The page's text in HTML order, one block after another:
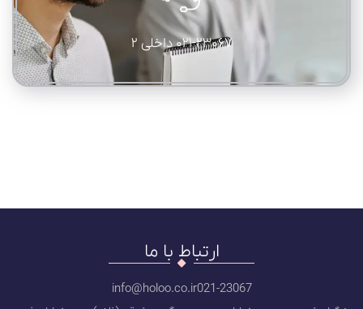
021-23067 داخلی 2
ارتباط با ما
021-23067
info@holoo.co.ir